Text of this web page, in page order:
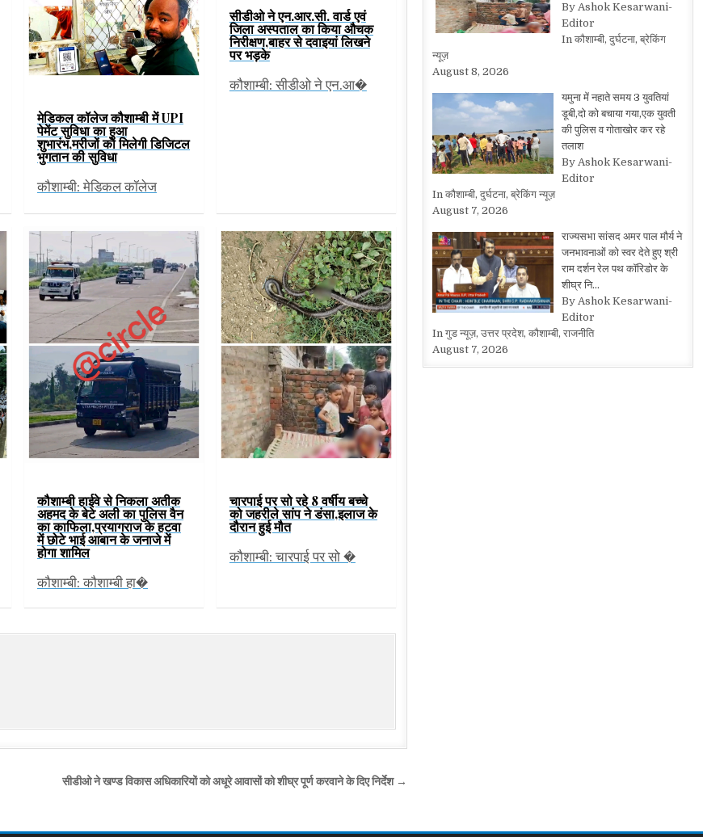
मेडिकल कॉलेज कौशाम्बी में UPI
पेमेंट सुविधा का हुआ
शुभारंभ,मरीजों को मिलेगी डिजिटल
भुगतान की सुविधा
कौशाम्बी: मेडिकल कॉलेज
सीडीओ ने एन.आर.सी. वार्ड एवं
जिला अस्पताल का किया औचक
निरीक्षण,बाहर से दवाइयां लिखने
पर भड़के
कौशाम्बी: सीडीओ ने एन.आ�
कौशाम्बी हाईवे से निकला अतीक
अहमद के बेटे अली का पुलिस वैन
का काफिला,प्रयागराज के हटवा
में छोटे भाई आबान के जनाजे में
होगा शामिल
कौशाम्बी: कौशाम्बी हा�
चारपाई पर सो रहे 8 वर्षीय बच्चे
को जहरीले सांप ने डंसा,इलाज के
दौरान हुई मौत
कौशाम्बी: चारपाई पर सो �
सीडीओ ने खण्ड विकास अधिकारियों को अधूरे आवासों को शीघ्र पूर्ण करवाने के दिए निर्देश →
By Ashok Kesarwani-
Editor
In कौशाम्बी, दुर्घटना, ब्रेकिंग
न्यूज़
August 8, 2026
यमुना में नहाते समय 3 युवतियां
डूबी,दो को बचाया गया,एक युवती
की पुलिस व गोताखोर कर रहे
तलाश
By Ashok Kesarwani-
Editor
In कौशाम्बी, दुर्घटना, ब्रेकिंग न्यूज़
August 7, 2026
राज्यसभा सांसद अमर पाल मौर्य ने
जनभावनाओं को स्वर देते हुए श्री
राम दर्शन रेल पथ कॉरिडोर के
शीघ्र नि…
By Ashok Kesarwani-
Editor
In गुड न्यूज़, उत्तर प्रदेश, कौशाम्बी, राजनीति
August 7, 2026